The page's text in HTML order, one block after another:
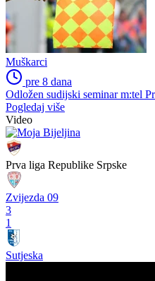
Muškarci
pre 8 dana
Odložen sudijski seminar m:tel
Pogledaj više
Video
Prva liga Republike Srpske
Zvijezda 09
3
1
Sutjeska